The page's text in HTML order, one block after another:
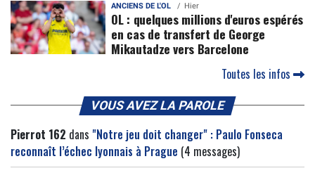
ANCIENS DE L'OL Hier
OL : quelques millions d'euros espérés
en cas de transfert de George
Mikautadze vers Barcelone
Toutes les infos
VOUS AVEZ LA PAROLE
Pierrot 162 dans "Notre jeu doit changer" : Paulo Fonseca
reconnaît l’échec lyonnais à Prague (4 messages)